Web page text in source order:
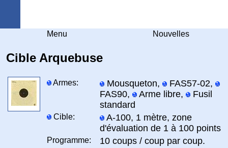
Menu Nouvelles
Cible Arquebuse
Armes: Mousqueton,
FAS57-02,
FAS90,
Arme libre,
Fusil
standard
Cible:
A-100, 1 mètre, zone
d'évaluation de 1 à 100 points
Programme: 10 coups / coup par coup.